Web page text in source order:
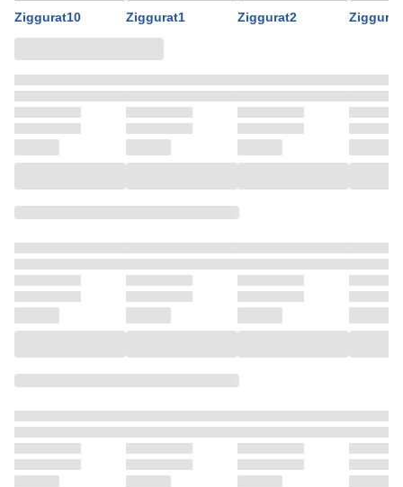
Ziggurat10 Ziggurat1 Ziggurat2